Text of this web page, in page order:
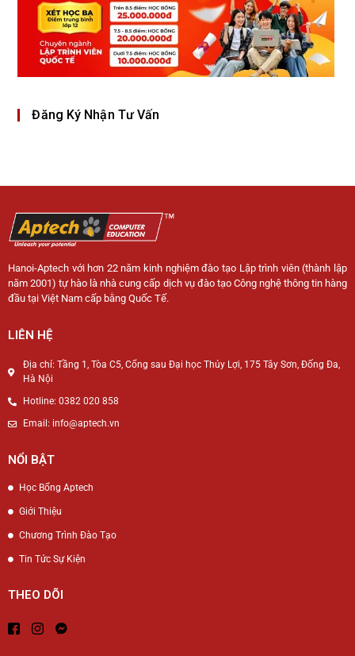
Đăng Ký Nhận Tư Vấn
Hanoi-Aptech với hơn 22 năm kinh nghiệm đào tạo Lập trình viên (thành lập
năm 2001) tự hào là nhà cung cấp dịch vụ đào tạo Công nghệ thông tin hàng
đầu tại Việt Nam cấp bằng Quốc Tế.
LIÊN HỆ
Địa chỉ: Tầng 1, Tòa C5, Cổng sau Đại học Thủy Lợi, 175 Tây Sơn, Đống Đa,
Hà Nội
Hotline: 0382 020 858
Email: info@aptech.vn
NỔI BẬT
Học Bổng Aptech
Giới Thiệu
Chương Trình Đào Tạo
Tin Tức Sự Kiện
THEO DÕI